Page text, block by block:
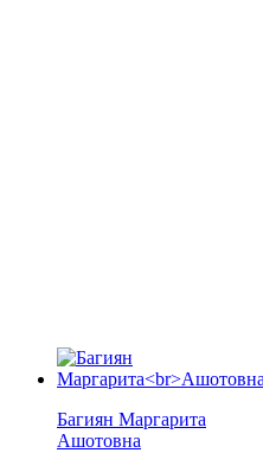
Багиян Маргарита
Ашотовна